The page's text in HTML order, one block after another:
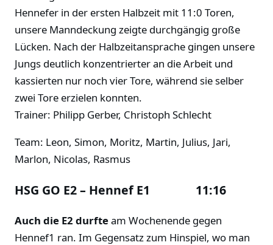
Hennefer in der ersten Halbzeit mit 11:0 Toren,
unsere Manndeckung zeigte durchgängig große
Lücken. Nach der Halbzeitansprache gingen unsere
Jungs deutlich konzentrierter an die Arbeit und
kassierten nur noch vier Tore, während sie selber
zwei Tore erzielen konnten.
Trainer: Philipp Gerber, Christoph Schlecht
Team: Leon, Simon, Moritz, Martin, Julius, Jari,
Marlon, Nicolas, Rasmus
HSG GO E2 – Hennef E1 11:16
Auch die E2 durfteam Wochenende gegen
Hennef1 ran. Im Gegensatz zum Hinspiel, wo man